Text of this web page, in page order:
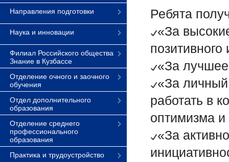
Направления подготовки
Наука и инновации
Филиал Российского общества
Знание в Кузбассе
Отделение очного и заочного
обучения
Отдел дополнительного
образования
Отделение среднего
профессионального
образования
Практика и трудоустройство
Ребята
«За
«За
«За личный
работать в
оптимизма
«За